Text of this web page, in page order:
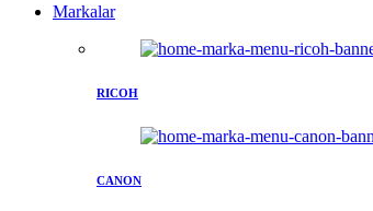
Markalar
RICOH
CANON